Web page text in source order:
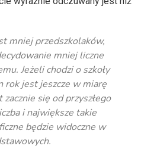
mniej przedszkolaków,
mniej liczne
Jeżeli chodzi o szkoły
jest jeszcze w miarę
się od przyszłego
i największe takie
będzie widoczne w